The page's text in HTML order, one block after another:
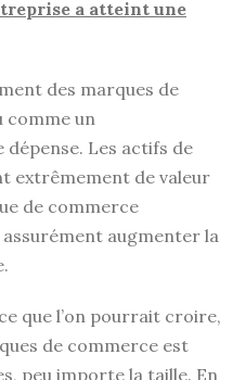
a atteint une
des marques de
comme un
Les actifs de
extrêmement de valeur
de commerce
augmenter la
que l’on pourrait croire,
de commerce est
peu importe la taille. En